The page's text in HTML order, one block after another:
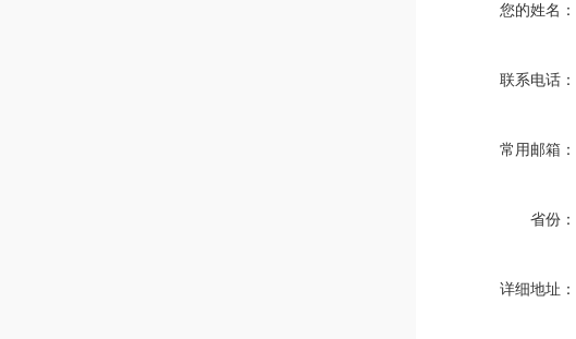
您的姓名：
联系电话：
常用邮箱：
省份：
详细地址：